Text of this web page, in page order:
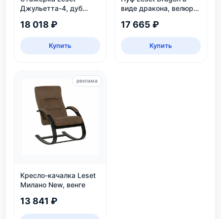
Джульетта-4, дуб
18 018 ₽
Купить
виде дракона, велюр
детской
17 665 ₽
Купить
Кресло-качалка Leset
Милано New, венге
13 841 ₽
реклама